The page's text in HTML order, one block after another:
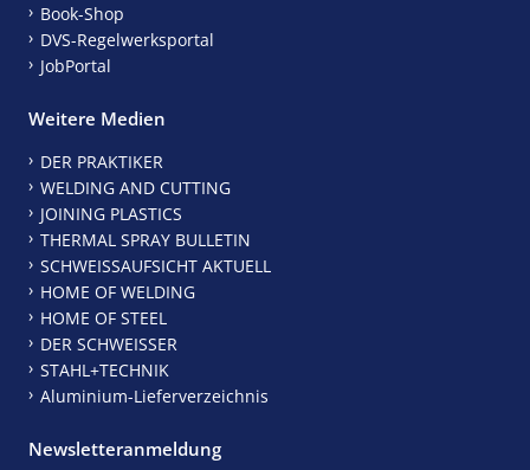
Book-Shop
DVS-Regelwerksportal
JobPortal
Weitere Medien
DER PRAKTIKER
WELDING AND CUTTING
JOINING PLASTICS
THERMAL SPRAY BULLETIN
SCHWEISSAUFSICHT AKTUELL
HOME OF WELDING
HOME OF STEEL
DER SCHWEISSER
STAHL+TECHNIK
Aluminium-Lieferverzeichnis
Newsletteranmeldung